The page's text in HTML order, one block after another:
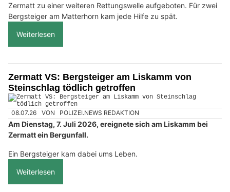
Zermatt zu einer weiteren Rettungswelle aufgeboten. Für zwei
Bergsteiger am Matterhorn kam jede Hilfe zu spät.
Weiterlesen
Zermatt VS: Bergsteiger am Liskamm von
Steinschlag tödlich getroffen
08.07.26 VON POLIZEI.NEWS REDAKTION
Am Dienstag, 7. Juli 2026, ereignete sich am Liskamm bei
Zermatt ein Bergunfall.
Ein Bergsteiger kam dabei ums Leben.
Weiterlesen